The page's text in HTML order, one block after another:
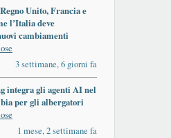
Unito, Francia e
l’Italia deve
cambiamenti
3 settimane, 6 giorni fa
integra gli agenti AI nel
per gli albergatori
1 mese, 2 settimane fa